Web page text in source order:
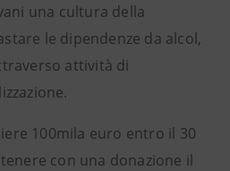
una cultura della
le dipendenze da alcol,
attività di
100mila euro entro il 30
con una donazione il